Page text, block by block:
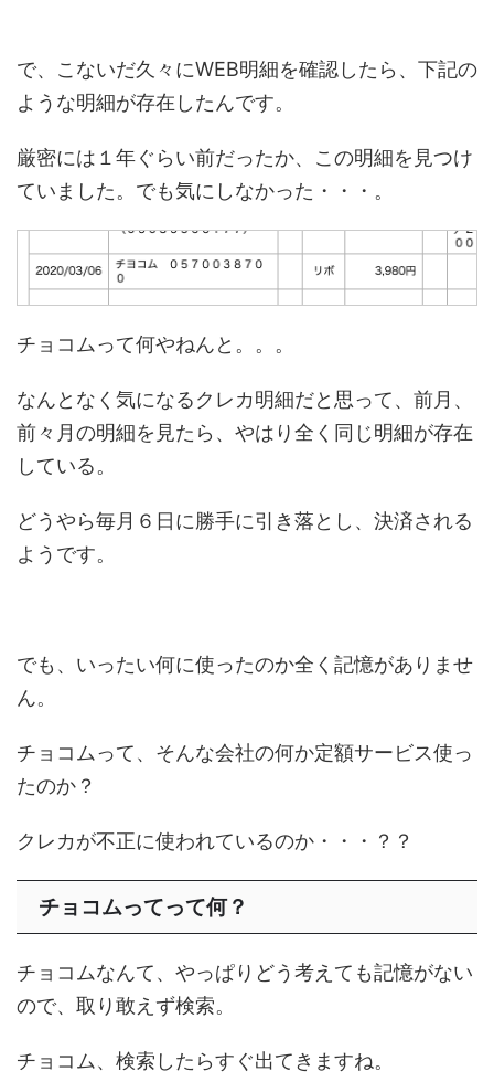
で、こないだ久々にWEB明細を確認したら、下記の
ような明細が存在したんです。
厳密には１年ぐらい前だったか、この明細を見つけ
ていました。でも気にしなかった・・・。
チョコムって何やねんと。。。
なんとなく気になるクレカ明細だと思って、前月、
前々月の明細を見たら、やはり全く同じ明細が存在
している。
どうやら毎月６日に勝手に引き落とし、決済される
ようです。
でも、いったい何に使ったのか全く記憶がありませ
ん。
チョコムって、そんな会社の何か定額サービス使っ
たのか？
クレカが不正に使われているのか・・・？？
チョコムってって何？
チョコムなんて、やっぱりどう考えても記憶がない
ので、取り敢えず検索。
チョコム、検索したらすぐ出てきますね。